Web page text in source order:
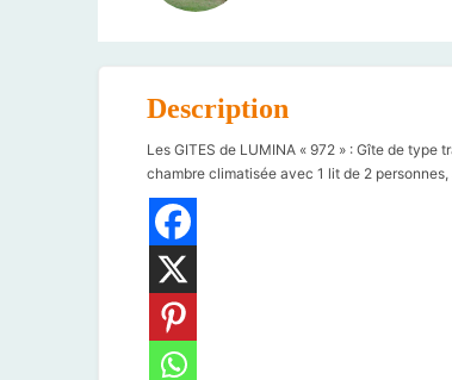
Description
Les GITES de LUMINA « 972 » : Gîte de
chambre climatisée avec 1 lit de 2